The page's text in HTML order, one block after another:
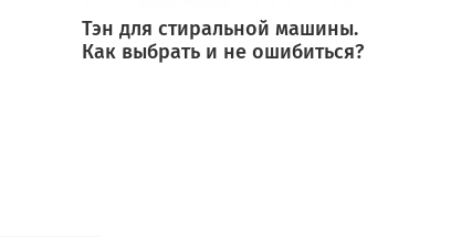
Тэн для стиральной машины.
Как выбрать и не ошибиться?